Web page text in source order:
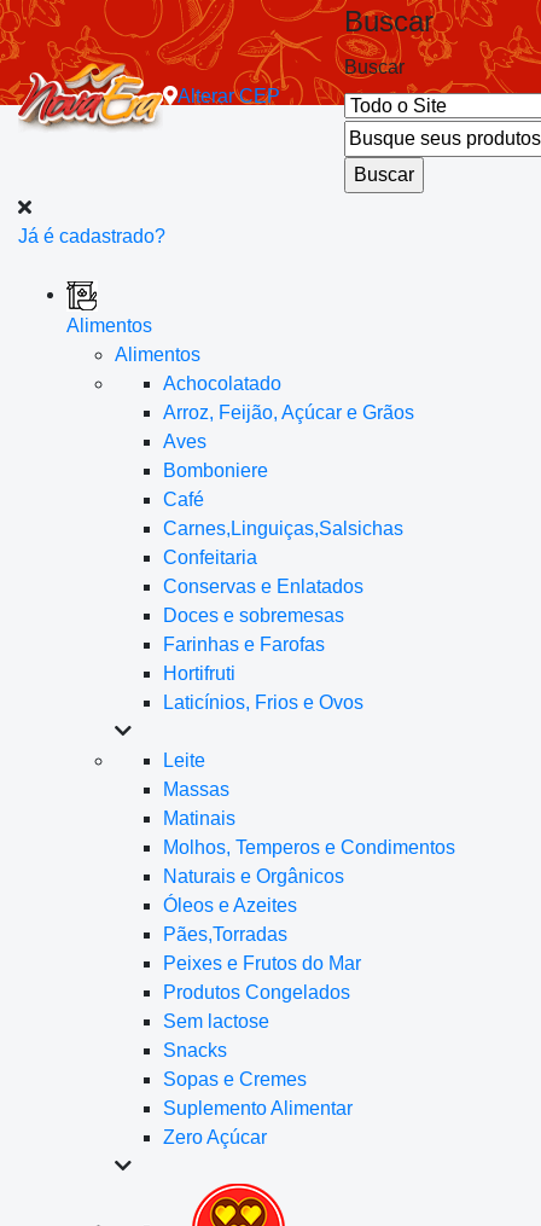
AlterarCEP
Buscar
Buscar
Já é cadastrado?
Alimentos
Alimentos
Achocolatado
Arroz, Feijão, Açúcar e Grãos
Aves
Bomboniere
Café
Carnes,Linguiças,Salsichas
Confeitaria
Conservas e Enlatados
Doces e sobremesas
Farinhas e Farofas
Hortifruti
Laticínios, Frios e Ovos
Leite
Massas
Matinais
Molhos, Temperos e Condimentos
Naturais e Orgânicos
Óleos e Azeites
Pães,Torradas
Peixes e Frutos do Mar
Produtos Congelados
Sem lactose
Snacks
Sopas e Cremes
Suplemento Alimentar
Zero Açúcar